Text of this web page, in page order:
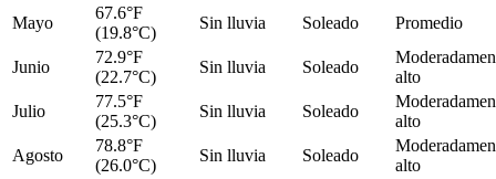
Mayo
67.6°F
(19.8°C)
Sin lluvia Soleado Promedio
Junio
72.9°F
(22.7°C)
Sin lluvia Soleado
alto
Julio
77.5°F
(25.3°C)
Sin lluvia Soleado
alto
Agosto
78.8°F
(26.0°C)
Sin lluvia Soleado
alto